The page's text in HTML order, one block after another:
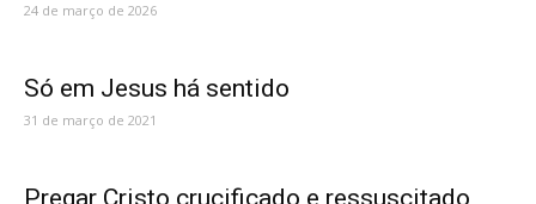
24 de março de 2026
Só em Jesus há sentido
31 de março de 2021
Pregar Cristo crucificado e ressuscitado